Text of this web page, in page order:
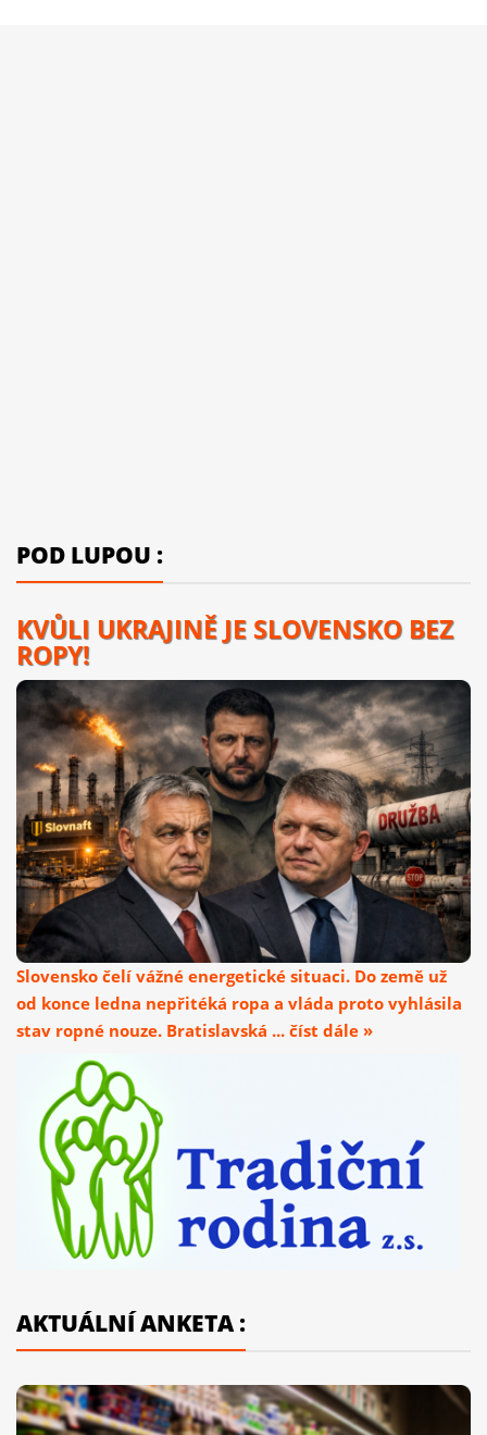
POD LUPOU :
KVŮLI UKRAJINĚ JE SLOVENSKO BEZ
ROPY!
Slovensko čelí vážné energetické situaci. Do země už
od konce ledna nepřitéká ropa a vláda proto vyhlásila
stav ropné nouze. Bratislavská ... číst dále »
AKTUÁLNÍ ANKETA :